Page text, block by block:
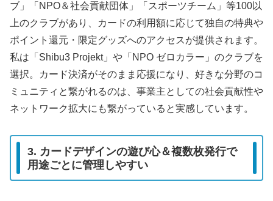
ブ」「NPO＆社会貢献団体」「スポーツチーム」等100以
上のクラブがあり、カードの利用額に応じて独自の特典や
ポイント還元・限定グッズへのアクセスが提供されます。
私は「Shibu3 Projekt」や「NPO ゼロカラー」のクラブを
選択。カード決済がそのまま応援になり、好きな分野のコ
ミュニティと繋がれるのは、事業主としての社会貢献性や
ネットワーク拡大にも繋がっていると実感しています。
3. カードデザインの遊び心＆複数枚発行で
用途ごとに管理しやすい